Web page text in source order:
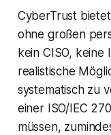
CyberTrust
ohne großen
kein CISO,
realistische
systematisch zu
einer ISO/IEC
müssen,